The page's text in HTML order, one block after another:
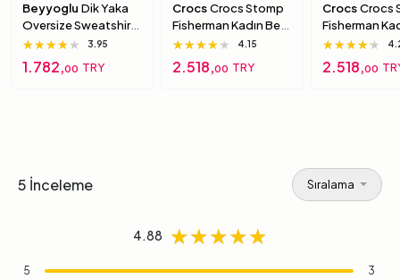
Beyyoglu Dik Yaka
Oversize Sweatshirt
S
★★★★★
★★★★★
★★★★★ 3.95
1.782,00 TRY
CrocsCrocs Stomp
Fisherman Kadın Bej
Sandalet 39-40
★★★★★
★★★★★
★★★★★ 4.15
2.518,00 TRY
CrocsCrocs
Fisherman
Siyah
40
★★★★★
★★★★★
★★★★★
2.518,00
5 İnceleme Sıralama
4.88 ★★★★★
★★★★★
★★★★★
5
3